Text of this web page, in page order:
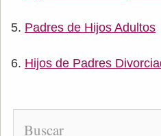
Padres de Hijos Adultos
Hijos de Padres
Buscar